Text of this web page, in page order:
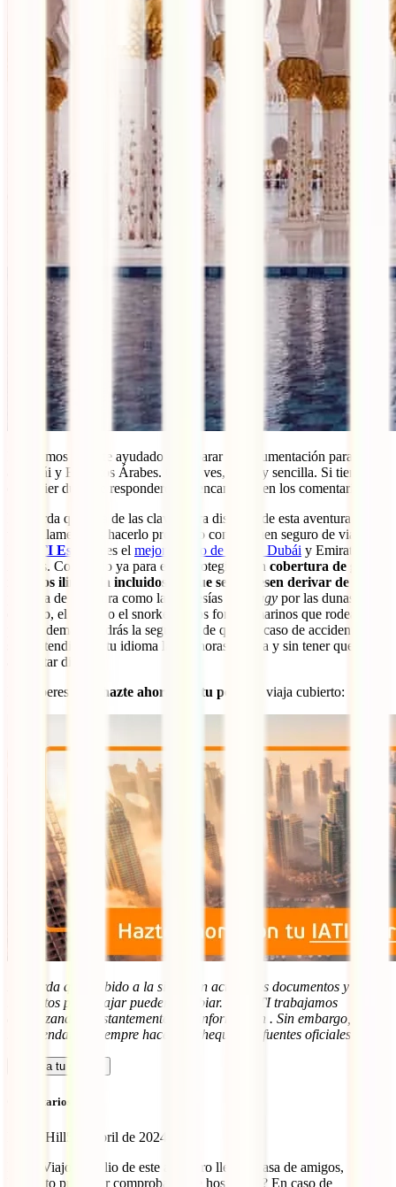
Esperamos haberte ayudado a preparar tu documentación para viajar
a Dubái y Emiratos Árabes. Como ves, es muy sencilla. Si tienes
cualquier duda, te responderemos encantados en los comentarios.
Recuerda que una de las claves para disfrutar de esta aventura
tranquilamente es hacerlo protegido con un buen seguro de viajes.
IATI Estrella es el mejor seguro de viaje a Dubái y Emiratos
Árabes. Contrátalo ya para estar protegido con cobertura de gastos
médicos ilimitada incluidos los que se pudiesen derivar de
práctica de aventura como las travesías en
buggy por las dunas del
desierto, el buceo o el snorkel en los fondos marinos que rodean al
país. Además, tendrás la seguridad de que, en caso de accidente,
serás atendido en tu idioma las 24 horas del día y sin tener que
adelantar dinero.
No esperes más,
hazte ahora con tu póliza y viaja cubierto:
Recuerda que, debido a la situación actual, los documentos y
requisitos para viajar pueden cambiar. En IATI trabajamos
actualizando constantemente esta información . Sin embargo,
recomendamos siempre hacer un chequeo en fuentes oficiales.
Calcula tu seguro
Comentarios (121)
Becca Hill 5 de abril de 2024
Hola, Viajo en Julio de este año pero llego a casa de amigos,
Necesito presentar comprobante de hospedaje? En caso de